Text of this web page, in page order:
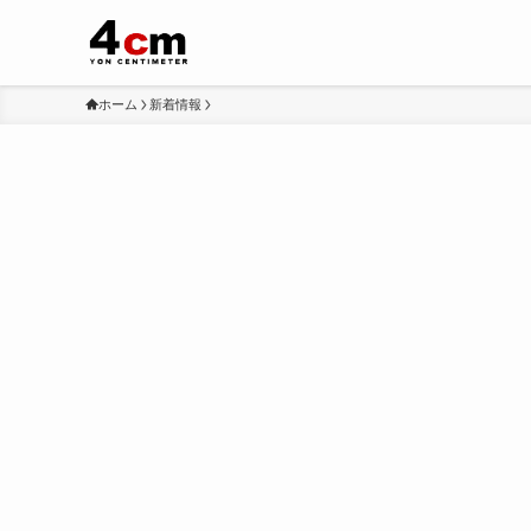
ホーム 新着情報